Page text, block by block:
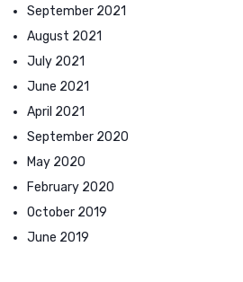
September 2021
August 2021
July 2021
June 2021
April 2021
September 2020
May 2020
February 2020
October 2019
June 2019